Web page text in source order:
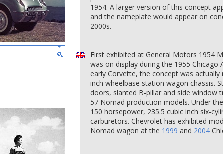
1954. A larger version of this concept
and the nameplate would appear on
2000s.
First exhibited at General Motors 1954
was on display during the 1955 Chicago
early Corvette, the concept was actually
inch wheelbase station wagon chassis.
doors, slanted B-pillar and side window
57 Nomad production models. Under
150 horsepower, 235.5 cubic inch six-
carburetors. Chevrolet has exhibited
Nomad wagon at the 1999 and 2004